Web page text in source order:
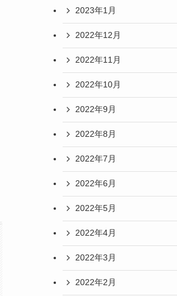
2023年1月
2022年12月
2022年11月
2022年10月
2022年9月
2022年8月
2022年7月
2022年6月
2022年5月
2022年4月
2022年3月
2022年2月